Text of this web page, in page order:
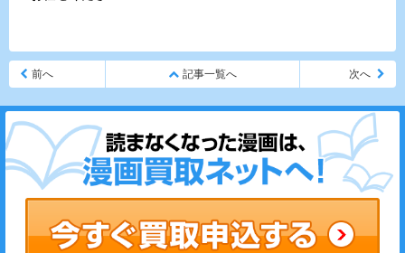
前へ 記事一覧へ 次へ